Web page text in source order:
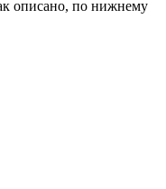
описано, по нижнему